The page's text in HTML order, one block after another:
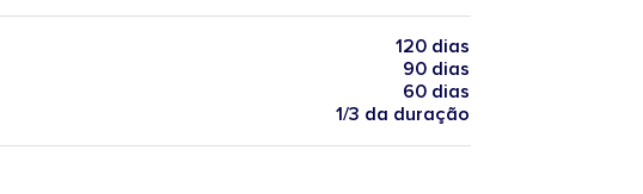
120 dias
90 dias
60 dias
1/3 da duração